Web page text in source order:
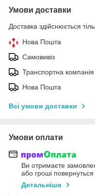
Умови доставки
Доставка здійснюється
Нова Пошта
Самовивіз
Транспортна
Нова Пошта
Всі умови доставки
Умови оплати
Ви отримаєте
або гроші
Детальніше